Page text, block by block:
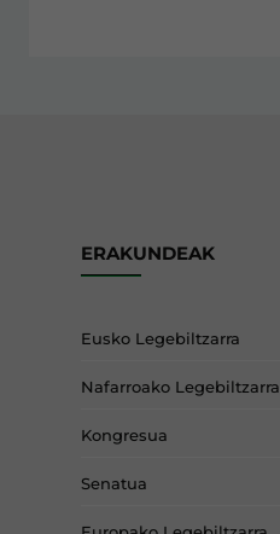
ERAKUNDEAK
Eusko Legebiltzarra
Nafarroako Legebiltzarra
Kongresua
Senatua